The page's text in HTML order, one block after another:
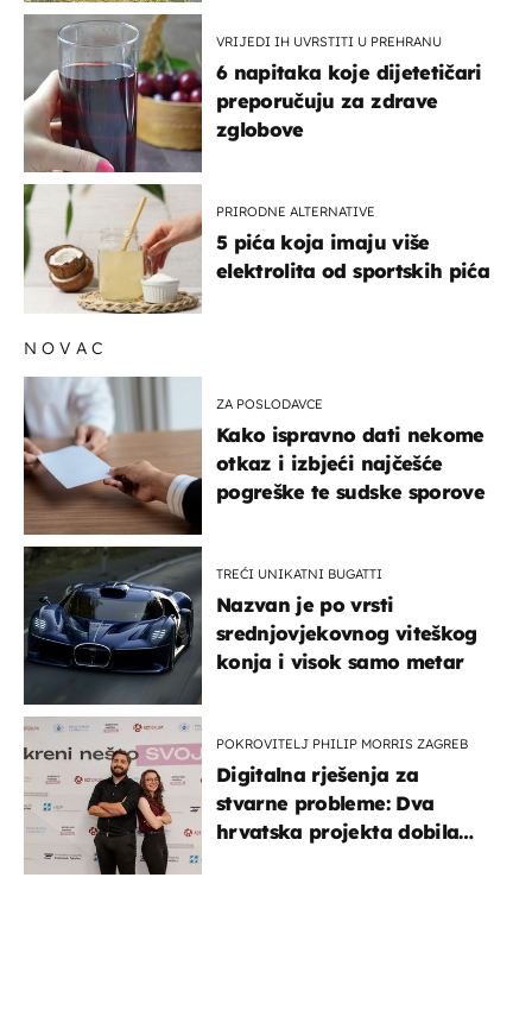
VRIJEDI IH UVRSTITI U PREHRANU
6 napitaka koje dijetetičari
preporučuju za zdrave
zglobove
PRIRODNE ALTERNATIVE
5 pića koja imaju više
elektrolita od sportskih pića
NOVAC
ZA POSLODAVCE
Kako ispravno dati nekome
otkaz i izbjeći najčešće
pogreške te sudske sporove
TREĆI UNIKATNI BUGATTI
Nazvan je po vrsti
srednjovjekovnog viteškog
konja i visok samo metar
POKROVITELJ PHILIP MORRIS ZAGREB
Digitalna rješenja za
stvarne probleme: Dva
hrvatska projekta dobila